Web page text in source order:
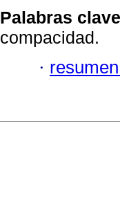
Palabras
compacidad.
·